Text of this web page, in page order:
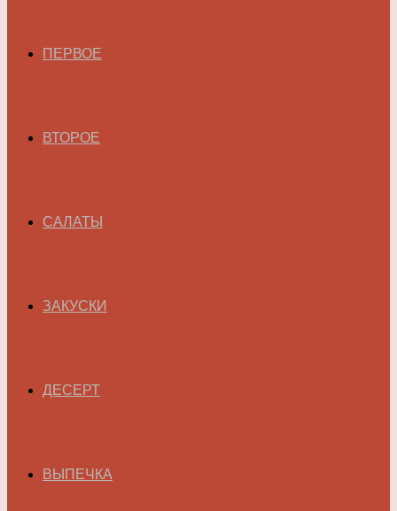
ПЕРВОЕ
ВТОРОЕ
САЛАТЫ
ЗАКУСКИ
ДЕСЕРТ
ВЫПЕЧКА